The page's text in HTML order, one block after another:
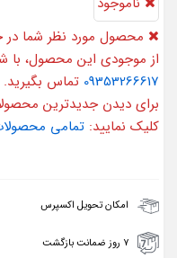
محصول مورد نظر شما در
از موجودی این محصول، با
09353266617 تماس بگیرید.
برای دیدن جدیدترین
کلیک نمایید: تمامی
امکان تحویل اکسپرس
۷ روز ضمانت بازگشت